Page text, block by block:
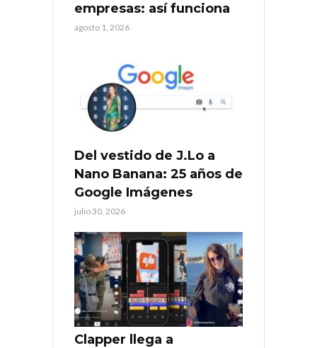
empresas: así funciona
agosto 1, 2026
Del vestido de J.Lo a
Nano Banana: 25 años de
Google Imágenes
julio 30, 2026
Clapper llega a